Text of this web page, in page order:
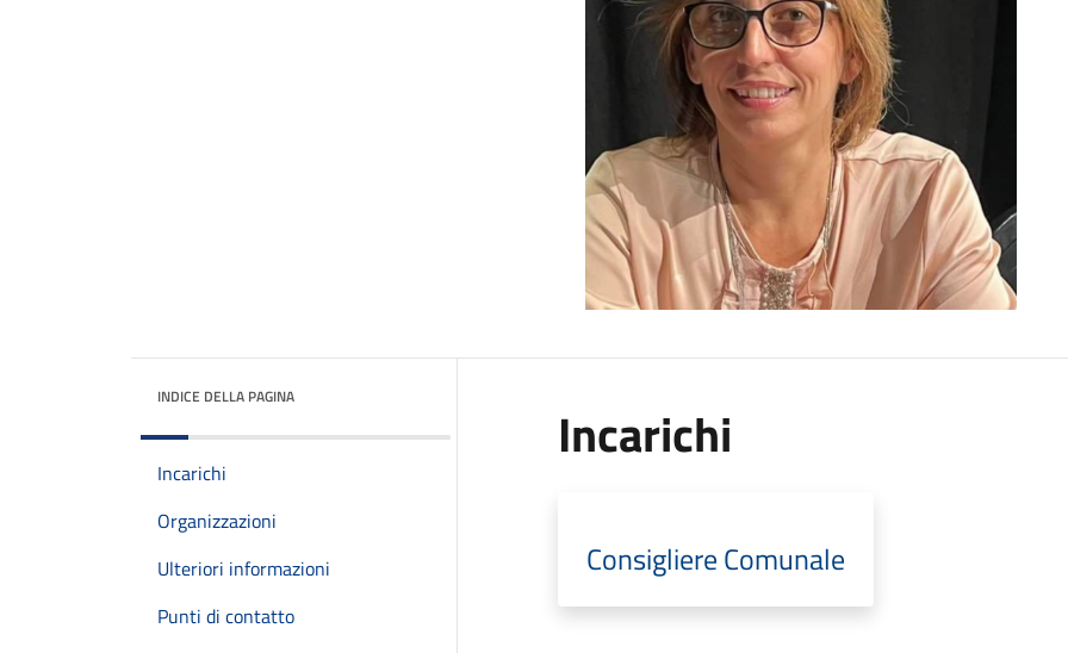
INDICE DELLA PAGINA
Incarichi
Organizzazioni
Ulteriori informazioni
Punti di contatto
Incarichi
Consigliere Comunale